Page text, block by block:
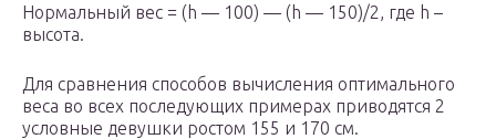
Нормальный вес = (h — 100) — (h — 150)/2, где h –
высота.
Для сравнения способов вычисления оптимального
веса во всех последующих примерах приводятся 2
условные девушки ростом 155 и 170 см.